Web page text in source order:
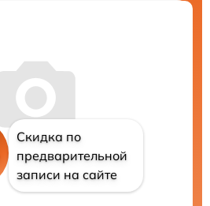
Скидка по
предварительной
записи на сайте